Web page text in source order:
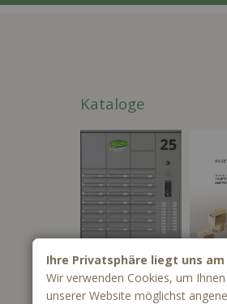
Kataloge
Ihre Privatsphäre liegt uns am
Wir verwenden Cookies, um
unserer Website möglichst